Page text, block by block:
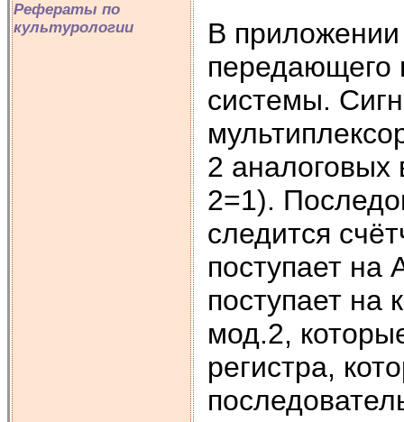
Рефераты по
культурологии
В
передающего
системы.
2 аналоговых
2=1).
следится
поступает
поступает на
мод.2,
регистра,